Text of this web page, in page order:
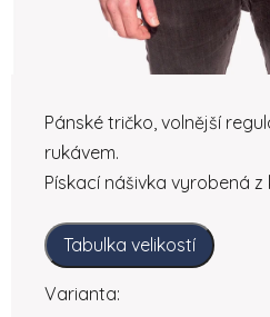
Pánské tričko, volnější
rukávem.
Pískací nášivka vyrobená z
Tabulka velikostí
Varianta: